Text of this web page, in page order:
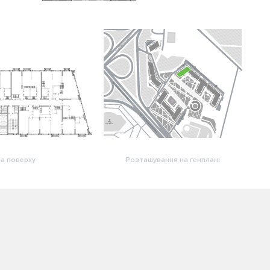
поверху Розташування на генплані